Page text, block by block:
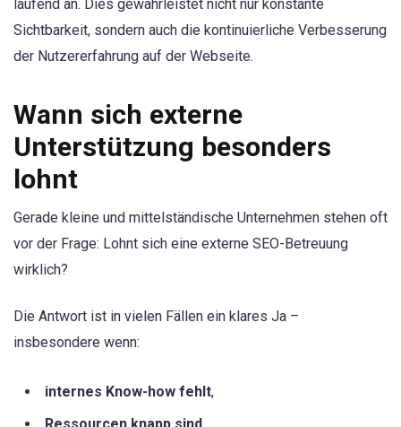
laufend an. Dies gewährleistet nicht nur konstante
Sichtbarkeit, sondern auch die kontinuierliche Verbesserung
der Nutzererfahrung auf der Webseite.
Wann sich externe
Unterstützung besonders
lohnt
Gerade kleine und mittelständische Unternehmen stehen oft
vor der Frage: Lohnt sich eine externe SEO-Betreuung
wirklich?
Die Antwort ist in vielen Fällen ein klares Ja –
insbesondere wenn:
internes Know-how fehlt,